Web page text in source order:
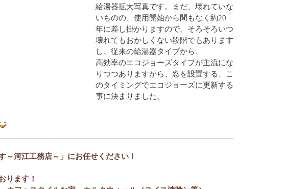
給湯器拡大写真です。まだ、壊れていな
いものの、使用開始から間もなく約20
年に差し掛かりますので、そろそろいつ
壊れてもおかしくない段階でもあります
し、従来の給湯器タイプから、
高効率のエコジョーズタイプが主流にな
りつつありますから、窓を設置する、こ
のタイミングでエコジョーズに更新する
事に決まりました。
河江工務店～」にお任せください！
ります！